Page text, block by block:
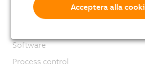
Network and fieldbus modules
Software
Process control
Acceptera alla